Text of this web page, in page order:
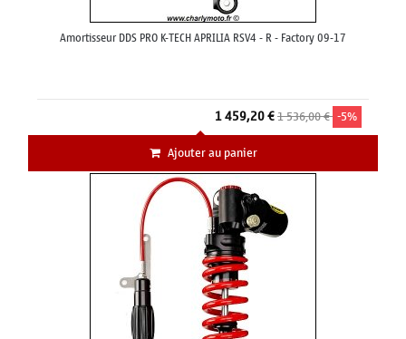
Amortisseur DDS PRO K-TECH APRILIA RSV4 - R - Factory 09-17
1 459,20 €1 536,00 € -5%
Ajouter au panier